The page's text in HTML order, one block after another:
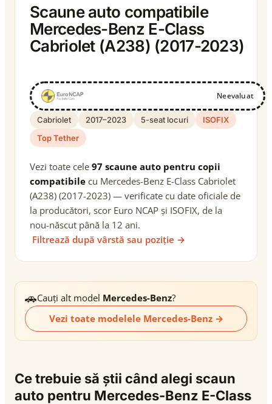
Scaune auto compatibile
Mercedes-Benz E-Class
Cabriolet (A238) (2017-2023)
Neevaluat
Cabriolet 2017–2023 5-seat locuri
ISOFIX
Top Tether
Vezi toate cele 97 scaune auto pentru copii
compatibile cu Mercedes-Benz E-Class Cabriolet
(A238) (2017-2023) — verificate cu date oficiale de
la producători, scor Euro NCAP și ISOFIX, de la
nou-născut până la 12 ani.
Filtrează după vârstă sau poziție →
🚗Cauți alt model Mercedes-Benz?
Vezi toate modelele Mercedes-Benz →
Ce trebuie să știi când alegi scaun
auto pentru Mercedes-Benz E-Class